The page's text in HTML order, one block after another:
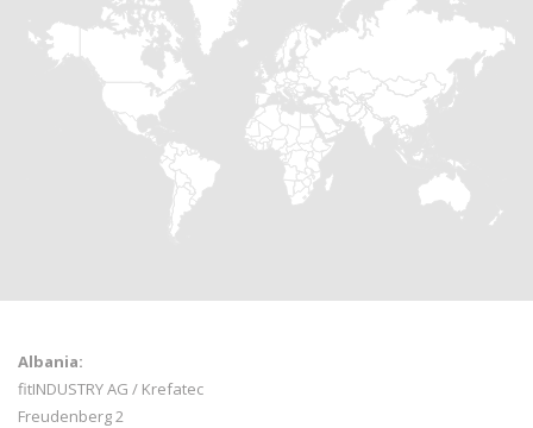
Albania:
fitINDUSTRY AG / Krefatec
Freudenberg 2